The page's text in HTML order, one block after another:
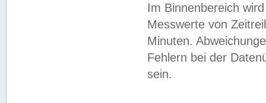
Im Binnenbereich
Messwerte von
Minuten.
Fehlern bei der
sein.